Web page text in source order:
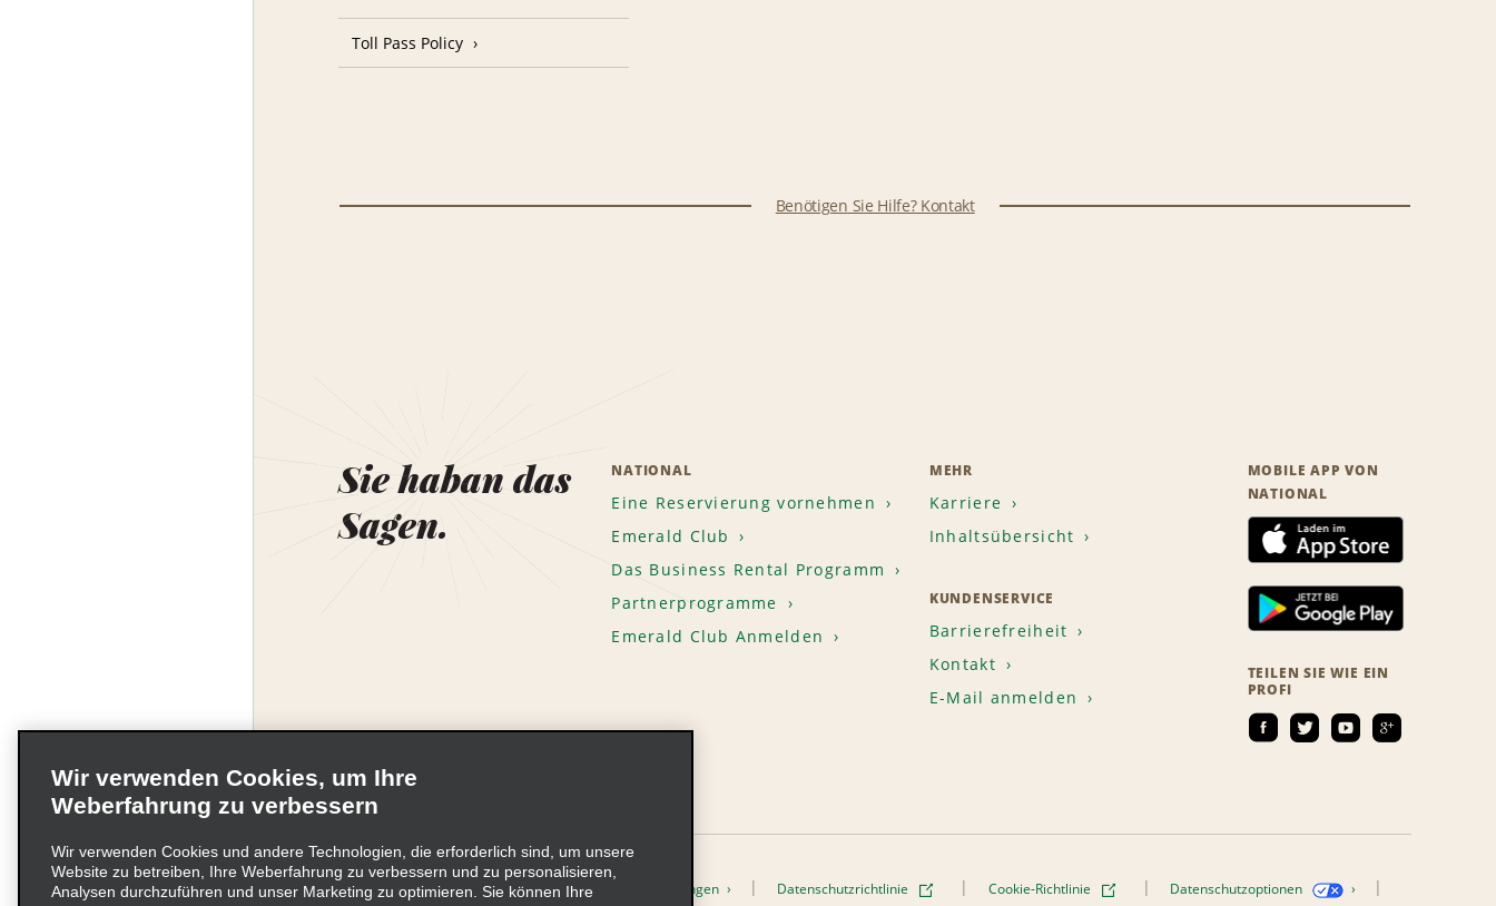
Toll Pass Policy
Benötigen Sie Hilfe? Kontakt
Sie haban das
Sagen.
NATIONAL
Eine Reservierung vornehmen
Emerald Club
Das Business Rental Programm
Partnerprogramme
Emerald Club Anmelden
MEHR
Karriere
Inhaltsübersicht
KUNDENSERVICE
Barrierefreiheit
Kontakt
E-Mail anmelden
MOBILE APP VON
NATIONAL
TEILEN SIE WIE EIN
PROFI
Unternehmensinformationen Nutzungsbedingungen Datenschutzrichtlinie Cookie-Richtlinie Datenschutzoptionen
Wir verwenden Cookies, um Ihre
Weberfahrung zu verbessern
Wir verwenden Cookies und andere Technologien, die erforderlich sind, um unsere
Website zu betreiben, Ihre Weberfahrung zu verbessern und zu personalisieren,
Analysen durchzuführen und unser Marketing zu optimieren. Sie können Ihre